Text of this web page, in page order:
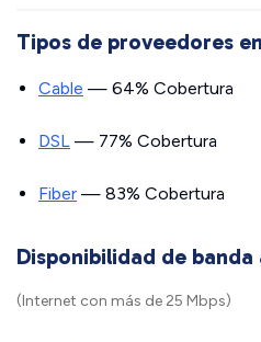
Tipos de proveedores
Cable — 64% Cobertura
DSL — 77% Cobertura
Fiber — 83% Cobertura
Disponibilidad de banda
(Internet con más de 25 Mbps)